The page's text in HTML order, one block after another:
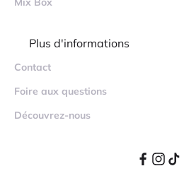
Plus d'informations
Contact
Foire aux questions
Découvrez-nous